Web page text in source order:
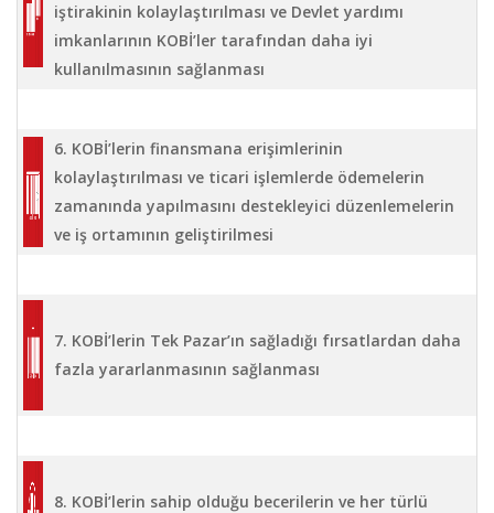
iştirakinin kolaylaştırılması ve Devlet yardımı
imkanlarının KOBİ’ler tarafından daha iyi
kullanılmasının sağlanması
6. KOBİ’lerin finansmana erişimlerinin
kolaylaştırılması ve ticari işlemlerde ödemelerin
zamanında yapılmasını destekleyici düzenlemelerin
ve iş ortamının geliştirilmesi
7. KOBİ’lerin Tek Pazar’ın sağladığı fırsatlardan daha
fazla yararlanmasının sağlanması
8. KOBİ’lerin sahip olduğu becerilerin ve her türlü